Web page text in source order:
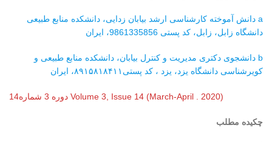
a دانش آموخته کارشناسی ارشد بیابان زدایی، دانشکده منابع طبیعی
دانشگاه زابل، زابل، کد پستی 9861335856، ایران
b دانشجوی دکتری مدیریت و کنترل بیابان، دانشکده منابع طبیعی و
کویرشناسی دانشگاه یزد، یزد ، کد پستی۸۹۱۵۸۱۸۴۱۱، ایران
Volume 3, Issue 14 (March-April . 2020) دوره 3 شماره14
چکیده مطلب